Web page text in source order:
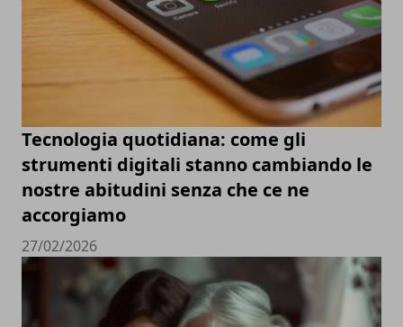
Tecnologia quotidiana: come gli
strumenti digitali stanno cambiando le
nostre abitudini senza che ce ne
accorgiamo
27/02/2026